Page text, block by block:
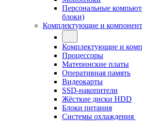
Персональные
блоки)
Комплектующие и
Комплектующие и
Процессоры
Материнские платы
Оперативная память
Видеокарты
SSD-накопители
Жёсткие диски HDD
Блоки питания
Системы охлаждения